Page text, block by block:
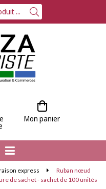
Mon panier
express
Ruban nœud
de sachet - sachet de 100 unités